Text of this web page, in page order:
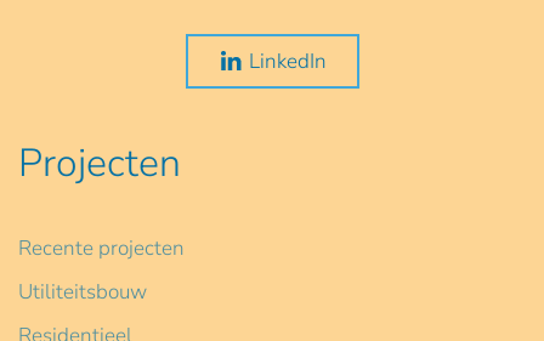
LinkedIn
Projecten
Recente projecten
Utiliteitsbouw
Residentieel